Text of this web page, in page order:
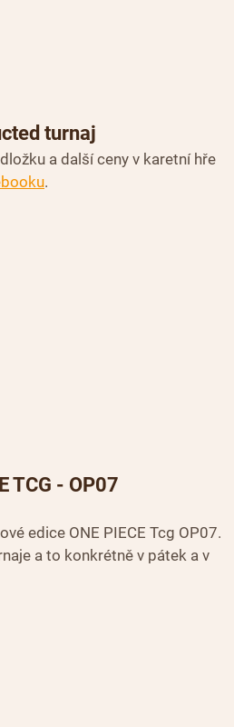
turnaj
a další ceny v karetní hře
.
TCG - OP07
edice ONE PIECE Tcg OP07.
a to konkrétně v pátek a v